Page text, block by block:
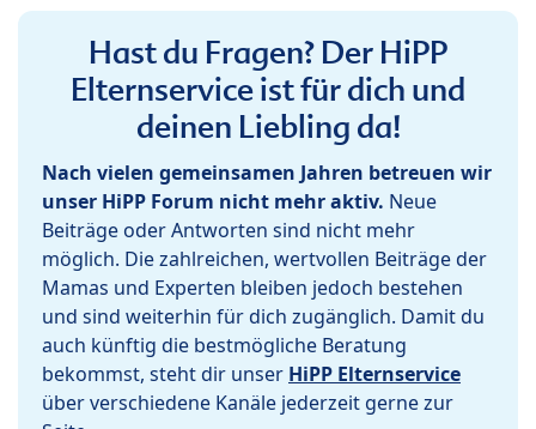
Hast du Fragen? Der HiPP
Elternservice ist für dich und
deinen Liebling da!
Nach vielen gemeinsamen Jahren betreuen wir
unser HiPP Forum nicht mehr aktiv. Neue
Beiträge oder Antworten sind nicht mehr
möglich. Die zahlreichen, wertvollen Beiträge der
Mamas und Experten bleiben jedoch bestehen
und sind weiterhin für dich zugänglich. Damit du
auch künftig die bestmögliche Beratung
bekommst, steht dir unser HiPP Elternservice
über verschiedene Kanäle jederzeit gerne zur